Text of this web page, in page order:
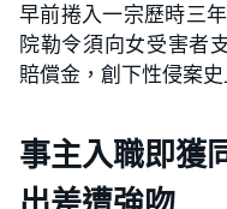
早前捲入一宗歷時三
院勒令須向女受害者
賠償金，創下性侵案
事主入職即獲